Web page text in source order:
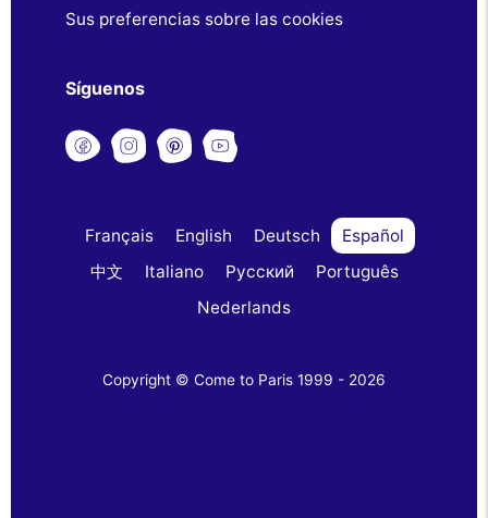
Sus preferencias sobre las cookies
Síguenos
Français English Deutsch
Español
中文
Italiano Русский
Português
Nederlands
Copyright © Come to Paris 1999 - 2026